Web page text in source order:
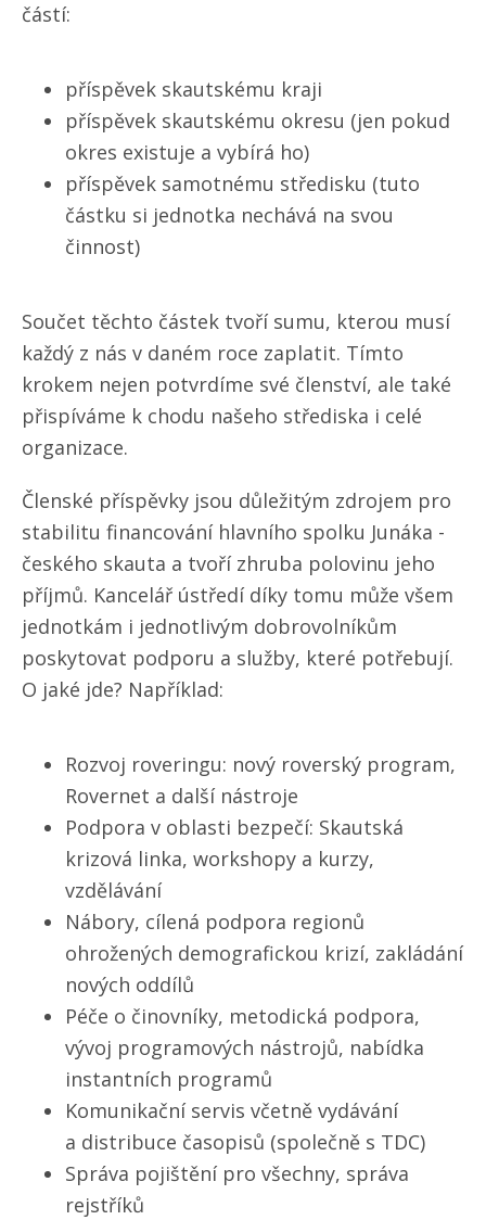
částí:
příspěvek skautskému kraji
příspěvek skautskému okresu (jen pokud
okres existuje a vybírá ho)
příspěvek samotnému středisku (tuto
částku si jednotka nechává na svou
činnost)
Součet těchto částek tvoří sumu, kterou musí
každý z nás v daném roce zaplatit. Tímto
krokem nejen potvrdíme své členství, ale také
přispíváme k chodu našeho střediska i celé
organizace.
Členské příspěvky jsou důležitým zdrojem pro
stabilitu financování hlavního spolku Junáka -
českého skauta a tvoří zhruba polovinu jeho
příjmů. Kancelář ústředí díky tomu může všem
jednotkám i jednotlivým dobrovolníkům
poskytovat podporu a služby, které potřebují.
O jaké jde? Například:
Rozvoj roveringu: nový roverský program,
Rovernet a další nástroje
Podpora v oblasti bezpečí: Skautská
krizová linka, workshopy a kurzy,
vzdělávání
Nábory, cílená podpora regionů
ohrožených demografickou krizí, zakládání
nových oddílů
Péče o činovníky, metodická podpora,
vývoj programových nástrojů, nabídka
instantních programů
Komunikační servis včetně vydávání
a distribuce časopisů (společně s TDC)
Správa pojištění pro všechny, správa
rejstříků